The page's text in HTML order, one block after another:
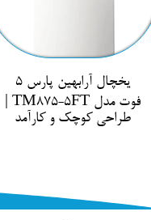
یخچال آرابهین پارس 5
طراحی کوچک و کارآمد